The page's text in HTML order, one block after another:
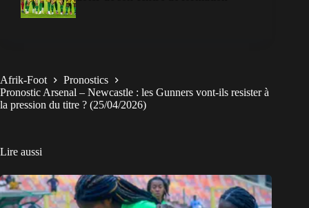
Afrik-Foot
Pronostics
Pronostic Arsenal – Newcastle : les Gunners vont-ils resister à
la pression du titre ? (25/04/2026)
Lire aussi